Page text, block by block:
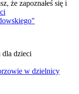
że zapoznałeś się i
dzieci
w dzielnicy